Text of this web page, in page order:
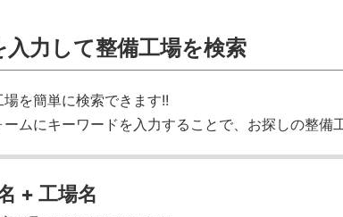
入力して整備工場を検索
を簡単に検索できます!!
ムにキーワードを入力することで、お探しの整備
+ 工場名